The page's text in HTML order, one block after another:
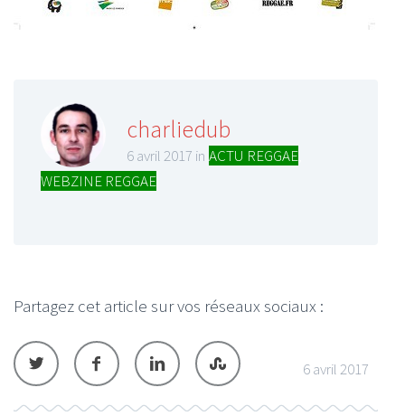
charliedub
6 avril 2017 in ACTU REGGAE
WEBZINE REGGAE
Partagez cet article sur vos réseaux sociaux :
6 avril 2017